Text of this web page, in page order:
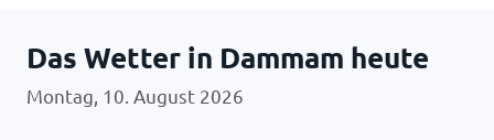
Das Wetter in Dammam heute
Montag, 10. August 2026